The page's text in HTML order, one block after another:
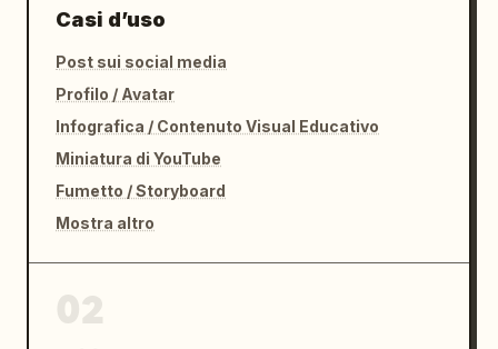
Casi d’uso
Post sui social media
Profilo / Avatar
Infografica / Contenuto Visual Educativo
Miniatura di YouTube
Fumetto / Storyboard
Mostra altro